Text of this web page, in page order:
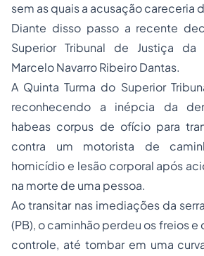
sem as quais a acusação careceria
Diante disso passo a recente
Superior Tribunal de Justiça
Marcelo Navarro Ribeiro Dantas.
A Quinta Turma do Superior
reconhecendo a inépcia da
habeas corpus de ofício para
contra um motorista de
homicídio e lesão corporal após
na morte de uma pessoa.
Ao transitar nas imediações da
(PB), o caminhão perdeu os freios e
controle, até tombar em uma